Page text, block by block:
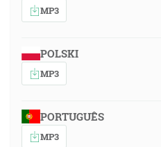
MP3
POLSKI
MP3
PORTUGUÊS
MP3